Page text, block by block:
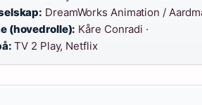
DreamWorks Animation /
(hovedrolle): Kåre Conradi ·
TV 2 Play, Netflix